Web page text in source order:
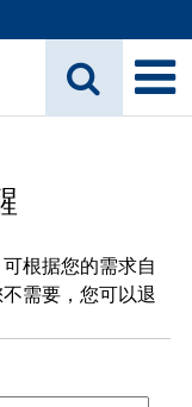
根据您的需求自
需要，您可以退